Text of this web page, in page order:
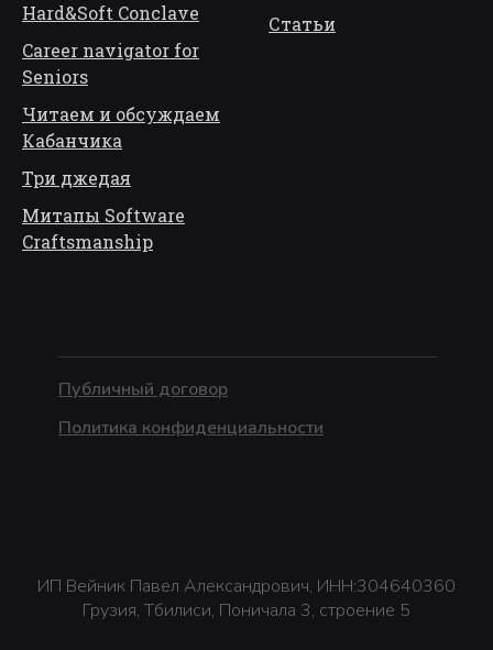
Hard&Soft Conclave
Career navigator for
Seniors
Читаем и обсуждаем
Кабанчика
Три джедая
Митапы Software
Craftsmanship
Статьи
Публичный договор
Политика конфиденциальности
ИП Вейник Павел Александрович, ИНН:304640360
Грузия, Тбилиси, Поничала 3, строение 5